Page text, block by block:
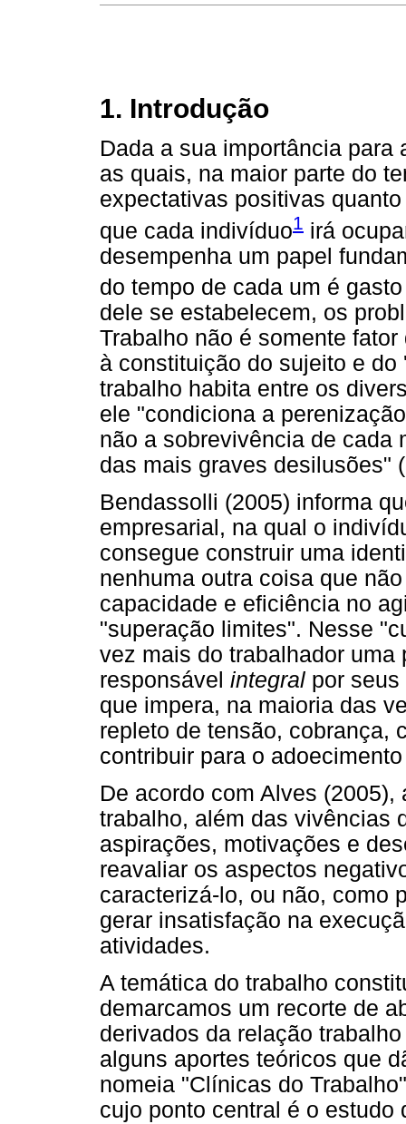
1. Introdução
Dada a sua importância
as quais, na maior parte do
expectativas positivas
que cada indivíduo1 irá
desempenha um papel
do tempo de cada um é
dele se estabelecem, os
Trabalho não é somente
à constituição do sujeito e
trabalho habita entre os
ele "condiciona a
não a sobrevivência de cada
das mais graves desilusões"
Bendassolli (2005) informa
empresarial, na qual o
consegue construir uma
nenhuma outra coisa que
capacidade e eficiência no
"superação limites". Nesse
vez mais do trabalhador
responsável integral por
que impera, na maioria das
repleto de tensão, cobrança,
contribuir para o
De acordo com Alves
trabalho, além das vivências
aspirações, motivações e
reavaliar os aspectos
caracterizá-lo, ou não, como
gerar insatisfação na
atividades.
A temática do trabalho
demarcamos um recorte de
derivados da relação
alguns aportes teóricos que
nomeia "Clínicas do
cujo ponto central é o